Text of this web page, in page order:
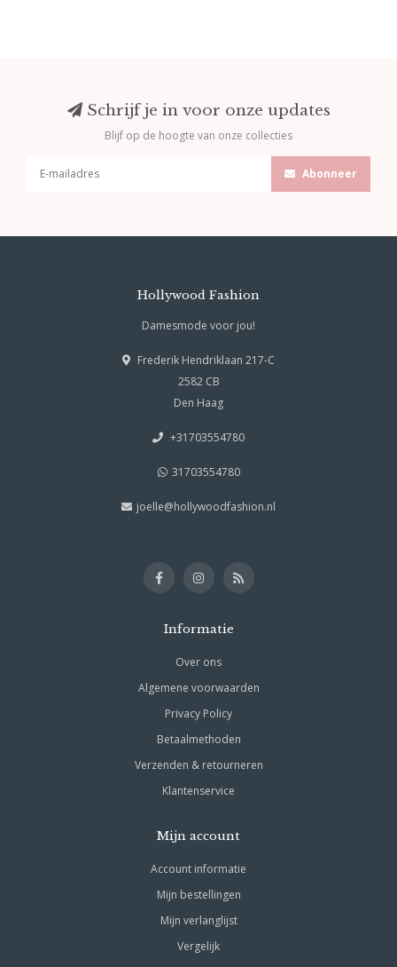
Schrijf je in voor onze updates
Blijf op de hoogte van onze collecties
Abonneer
Hollywood Fashion
Damesmode voor jou!
Frederik Hendriklaan 217-C
2582 CB
Den Haag
+31703554780
31703554780
joelle@hollywoodfashion.nl
Informatie
Over ons
Algemene voorwaarden
Privacy Policy
Betaalmethoden
Verzenden & retourneren
Klantenservice
Mijn account
Account informatie
Mijn bestellingen
Mijn verlanglijst
Vergelijk